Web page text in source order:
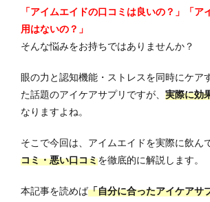
「アイムエイドの口コミは良いの？」「ア
用はないの？」
そんな悩みをお持ちではありませんか？
眼の力と認知機能・ストレスを同時にケア
た話題のアイケアサプリですが、 実際に効
なりますよね。
そこで今回は、アイムエイドを実際に飲ん
コミ・悪い口コミを徹底的に解説します。
本記事を読めば「自分に合ったアイケアサ